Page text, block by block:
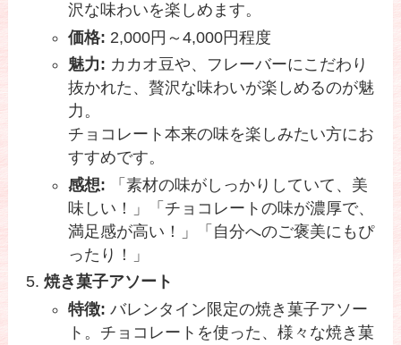
沢な味わいを楽しめます。
価格: 2,000円～4,000円程度
魅力: カカオ豆や、フレーバーにこだわり
抜かれた、贅沢な味わいが楽しめるのが魅
力。
チョコレート本来の味を楽しみたい方にお
すすめです。
感想: 「素材の味がしっかりしていて、美
味しい！」「チョコレートの味が濃厚で、
満足感が高い！」「自分へのご褒美にもぴ
ったり！」
焼き菓子アソート
特徴: バレンタイン限定の焼き菓子アソー
ト。チョコレートを使った、様々な焼き菓